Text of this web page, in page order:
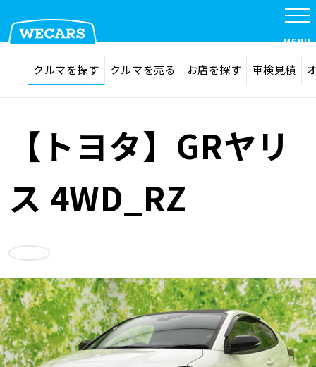
在庫検索 サイト内検索
MENU
クルマを探す
クルマを売る
お店を探す
車検見積
車検サービス トップ
オイル交換・点検・整備予約
クルマを探す クルマを売る お店を探す 車検見積
【トヨタ】GRヤリ
ス 4WD_RZ
お気に入り